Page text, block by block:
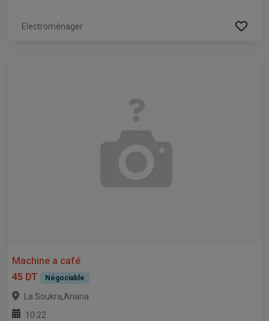
Electroménager
Machine a café
45 DT
Négociable
La Soukra,Ariana
10:22